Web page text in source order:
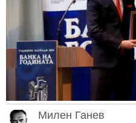
Милен Ганев